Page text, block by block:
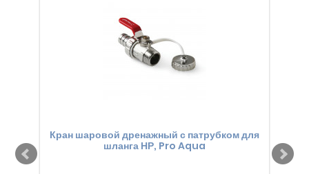
Кран шаровой дренажный с патрубком для
шланга НР, Pro Aqua